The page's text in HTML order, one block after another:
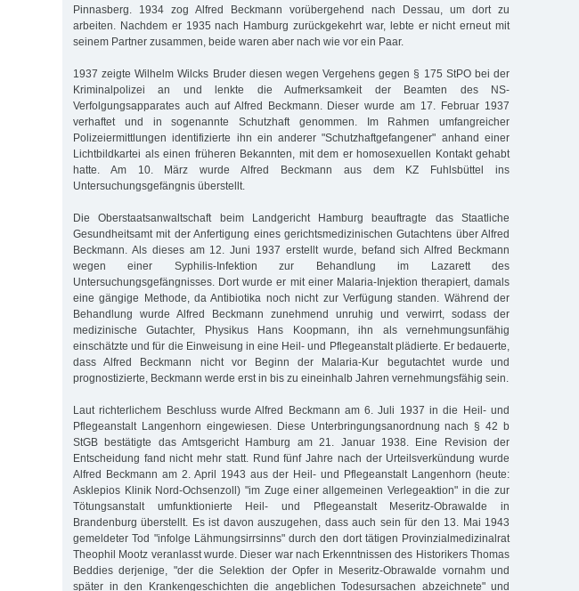
Pinnasberg. 1934 zog Alfred Beckmann vorübergehend nach Dessau, um dort zu
arbeiten. Nachdem er 1935 nach Hamburg zurückgekehrt war, lebte er nicht erneut mit
seinem Partner zusammen, beide waren aber nach wie vor ein Paar.
1937 zeigte Wilhelm Wilcks Bruder diesen wegen Vergehens gegen § 175 StPO bei der
Kriminalpolizei an und lenkte die Aufmerksamkeit der Beamten des NS-
Verfolgungsapparates auch auf Alfred Beckmann. Dieser wurde am 17. Februar 1937
verhaftet und in sogenannte Schutzhaft genommen. Im Rahmen umfangreicher
Polizeiermittlungen identifizierte ihn ein anderer "Schutzhaftgefangener" anhand einer
Lichtbildkartei als einen früheren Bekannten, mit dem er homosexuellen Kontakt gehabt
hatte. Am 10. März wurde Alfred Beckmann aus dem KZ Fuhlsbüttel ins
Untersuchungsgefängnis überstellt.
Die Oberstaatsanwaltschaft beim Landgericht Hamburg beauftragte das Staatliche
Gesundheitsamt mit der Anfertigung eines gerichtsmedizinischen Gutachtens über Alfred
Beckmann. Als dieses am 12. Juni 1937 erstellt wurde, befand sich Alfred Beckmann
wegen einer Syphilis-Infektion zur Behandlung im Lazarett des
Untersuchungsgefängnisses. Dort wurde er mit einer Malaria-Injektion therapiert, damals
eine gängige Methode, da Antibiotika noch nicht zur Verfügung standen. Während der
Behandlung wurde Alfred Beckmann zunehmend unruhig und verwirrt, sodass der
medizinische Gutachter, Physikus Hans Koopmann, ihn als vernehmungsunfähig
einschätzte und für die Einweisung in eine Heil- und Pflegeanstalt plädierte. Er bedauerte,
dass Alfred Beckmann nicht vor Beginn der Malaria-Kur begutachtet wurde und
prognostizierte, Beckmann werde erst in bis zu eineinhalb Jahren vernehmungsfähig sein.
Laut richterlichem Beschluss wurde Alfred Beckmann am 6. Juli 1937 in die Heil- und
Pflegeanstalt Langenhorn eingewiesen. Diese Unterbringungsanordnung nach § 42 b
StGB bestätigte das Amtsgericht Hamburg am 21. Januar 1938. Eine Revision der
Entscheidung fand nicht mehr statt. Rund fünf Jahre nach der Urteilsverkündung wurde
Alfred Beckmann am 2. April 1943 aus der Heil- und Pflegeanstalt Langenhorn (heute:
Asklepios Klinik Nord-Ochsenzoll) "im Zuge einer allgemeinen Verlegeaktion" in die zur
Tötungsanstalt umfunktionierte Heil- und Pflegeanstalt Meseritz-Obrawalde in
Brandenburg überstellt. Es ist davon auszugehen, dass auch sein für den 13. Mai 1943
gemeldeter Tod "infolge Lähmungsirrsinns" durch den dort tätigen Provinzialmedizinalrat
Theophil Mootz veranlasst wurde. Dieser war nach Erkenntnissen des Historikers Thomas
Beddies derjenige, "der die Selektion der Opfer in Meseritz-Obrawalde vornahm und
später in den Krankengeschichten die angeblichen Todesursachen abzeichnete" und